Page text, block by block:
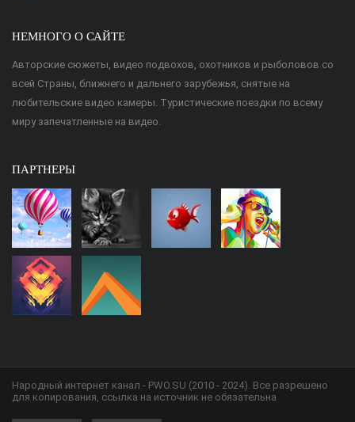
НЕМНОГО О САЙТЕ
Авторские сюжеты, видео подвохов, охотников и рыболовов со
всей Страны, ближнего и дальнего зарубежья, снятые на
любительские видео камеры. Туристические поездки по всему
миру запечатленные на видео.
ПАРТНЕРЫ
Народный интернет канал - PWO.SU (2010 - 2024). Все разрешено
для копирования, ссылка на источник не обязательна